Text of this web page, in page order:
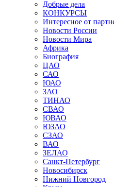
Добрые дела
КОНКУРСЫ
Интересное от
Новости России
Новости Мира
Африка
Биография
ЦАО
САО
ЮАО
ЗАО
ТИНАО
СВАО
ЮВАО
ЮЗАО
СЗАО
ВАО
ЗЕЛАО
Санкт-Петербург
Новосибирск
Нижний Новгород